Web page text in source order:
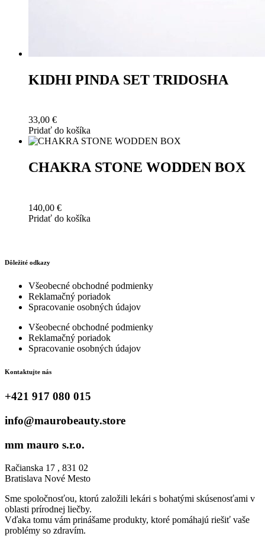
KIDHI PINDA SET TRIDOSHA
33,00 €
Pridať do košíka
CHAKRA STONE WODDEN BOX
140,00 €
Pridať do košíka
Dôležité odkazy
Všeobecné obchodné podmienky
Reklamačný poriadok
Spracovanie osobných údajov
Všeobecné obchodné podmienky
Reklamačný poriadok
Spracovanie osobných údajov
Kontaktujte nás
+421 917 080 015
info@maurobeauty.store
mm mauro s.r.o.
Račianska 17 , 831 02
Bratislava Nové Mesto
Sme spoločnosťou, ktorú založili lekári s bohatými skúsenosťami v
oblasti prírodnej liečby.
Vďaka tomu vám prinášame produkty, ktoré pomáhajú riešiť vaše
problémy so zdravím.